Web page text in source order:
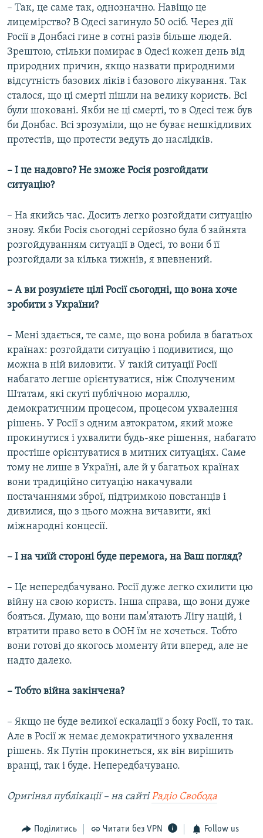
– Так, це саме так, однозначно. Навіщо це
лицемірство? В Одесі загинуло 50 осіб. Через дії
Росії в Донбасі гине в сотні разів більше людей.
Зрештою, стільки помирає в Одесі кожен день від
природних причин, якщо назвати природними
відсутність базових ліків і базового лікування. Так
сталося, що ці смерті пішли на велику користь. Всі
були шоковані. Якби не ці смерті, то в Одесі теж був
би Донбас. Всі зрозуміли, що не буває нешкідливих
протестів, що протести ведуть до наслідків.
– І це надовго? Не зможе Росія розгойдати
ситуацію?
– На якийсь час. Досить легко розгойдати ситуацію
знову. Якби Росія сьогодні серйозно була б зайнята
розгойдуванням ситуації в Одесі, то вони б її
розгойдали за кілька тижнів, я впевнений.
– А ви розумієте цілі Росії сьогодні, що вона хоче
зробити з України?
– Мені здається, те саме, що вона робила в багатьох
країнах: розгойдати ситуацію і подивитися, що
можна в ній виловити. У такій ситуації Росії
набагато легше орієнтуватися, ніж Сполученим
Штатам, які скуті публічною мораллю,
демократичним процесом, процесом ухвалення
рішень. У Росії з одним автократом, який може
прокинутися і ухвалити будь-яке рішення, набагато
простіше орієнтуватися в митних ситуаціях. Саме
тому не лише в Україні, але й у багатьох країнах
вони традиційно ситуацію накачували
постачаннями зброї, підтримкою повстанців і
дивилися, що з цього можна вичавити, які
міжнародні концесії.
– І на чиїй стороні буде перемога, на Ваш погляд?
– Це непередбачувано. Росії дуже легко схилити цю
війну на свою користь. Інша справа, що вони дуже
бояться. Думаю, що вони пам'ятають Лігу націй, і
втратити право вето в ООН їм не хочеться. Тобто
вони готові до якогось моменту йти вперед, але не
надто далеко.
– Тобто війна закінчена?
– Якщо не буде великої ескалації з боку Росії, то так.
Але в Росії ж немає демократичного ухвалення
рішень. Як Путін прокинеться, як він вирішить
вранці, так і буде. Непередбачувано.
Оригінал публікації – на сайтіРадіо Свобода
Поділитись Читати без VPN Follow us